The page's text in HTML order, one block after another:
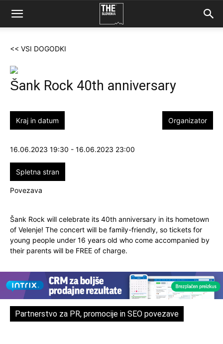
<< VSI DOGODKI
Šank Rock 40th anniversary
Kraj in datum
16.06.2023 19:30 - 16.06.2023 23:00
Organizator
Spletna stran
Povezava
Šank Rock will celebrate its 40th anniversary in its hometown
of Velenje! The concert will be family-friendly, so tickets for
young people under 16 years old who come accompanied by
their parents will be FREE of charge.
Partnerstvo za PR, promocije in SEO povezave